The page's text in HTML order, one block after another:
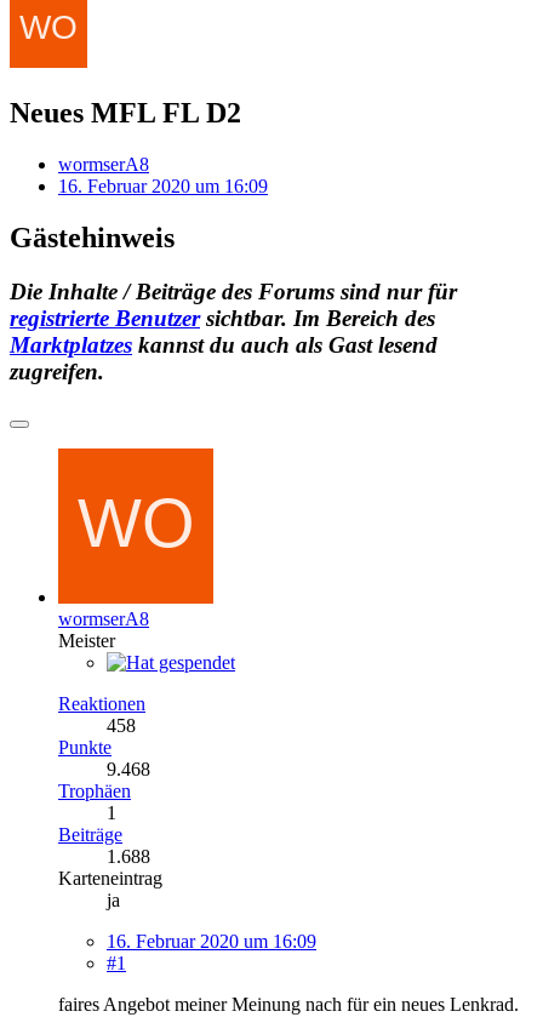
Neues MFL FL D2
wormserA8
16. Februar 2020 um 16:09
Gästehinweis
Die Inhalte / Beiträge des Forums sind nur für
registrierte Benutzersichtbar. Im Bereich des
Marktplatzes kannst du auch als Gast lesend
zugreifen.
wormserA8
Meister
Reaktionen
458
Punkte
9.468
Trophäen
1
Beiträge
1.688
Karteneintrag
ja
16. Februar 2020 um 16:09
#1
faires Angebot meiner Meinung nach für ein neues Lenkrad.